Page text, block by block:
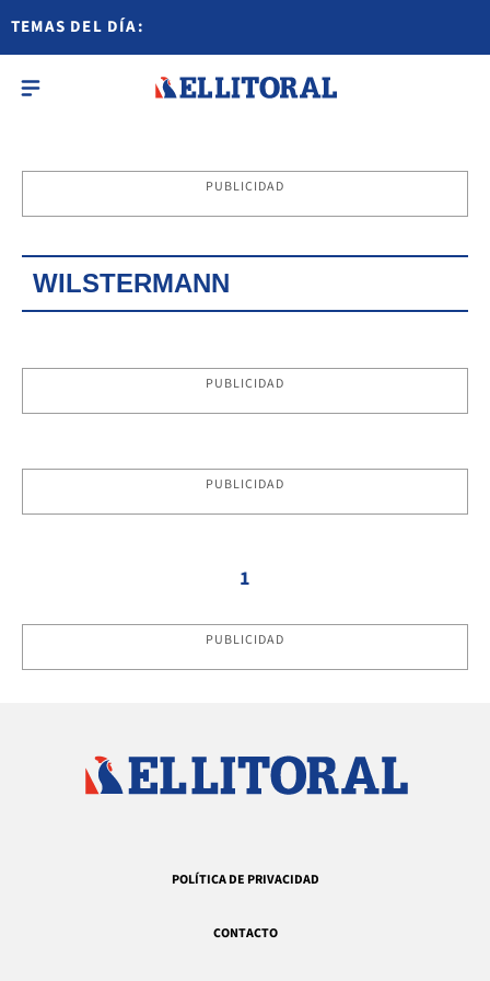
TEMAS DEL DÍA:
PUBLICIDAD
WILSTERMANN
PUBLICIDAD
PUBLICIDAD
1
PUBLICIDAD
POLÍTICA DE PRIVACIDAD
CONTACTO